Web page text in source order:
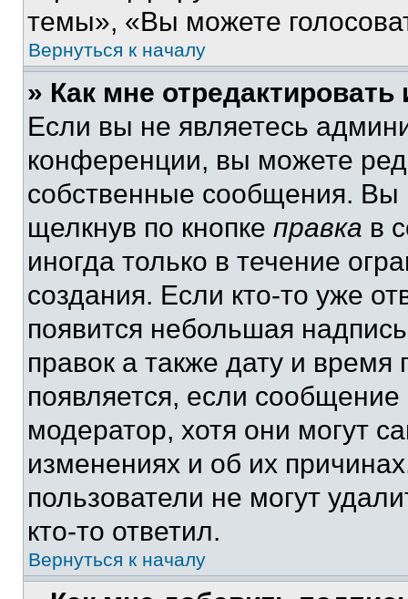
темы», «Вы можете
Вернуться к началу
» Как мне
Если вы не являетесь
конференции, вы можете
собственные сообщения. Вы
щелкнув по кнопке правка в
иногда только в течение
создания. Если кто-то уже
появится небольшая
правок а также дату и
появляется, если
модератор, хотя они могут
изменениях и об их
пользователи не могут
кто-то ответил.
Вернуться к началу